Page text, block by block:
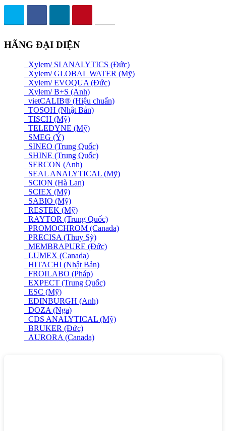
HÃNG ĐẠI DIỆN
Xylem/ SI ANALYTICS (Đức)
Xylem/ GLOBAL WATER (Mỹ)
Xylem/ EVOQUA (Đức)
Xylem/ B+S (Anh)
vietCALIB® (Hiệu chuẩn)
TOSOH (Nhật Bản)
TISCH (Mỹ)
TELEDYNE (Mỹ)
SMEG (Ý)
SINEO (Trung Quốc)
SHINE (Trung Quốc)
SERCON (Anh)
SEAL ANALYTICAL (Mỹ)
SCION (Hà Lan)
SCIEX (Mỹ)
SABIO (Mỹ)
RESTEK (Mỹ)
RAYTOR (Trung Quốc)
PROMOCHROM (Canada)
PRECISA (Thuỵ Sỹ)
MEMBRAPURE (Đức)
LUMEX (Canada)
HITACHI (Nhật Bản)
FROILABO (Pháp)
EXPECT (Trung Quốc)
ESC (Mỹ)
EDINBURGH (Anh)
DOZA (Nga)
CDS ANALYTICAL (Mỹ)
BRUKER (Đức)
AURORA (Canada)